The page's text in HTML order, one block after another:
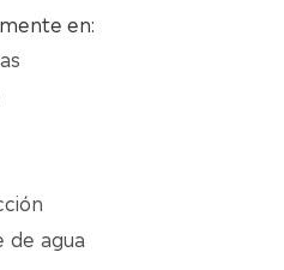
en:
de agua